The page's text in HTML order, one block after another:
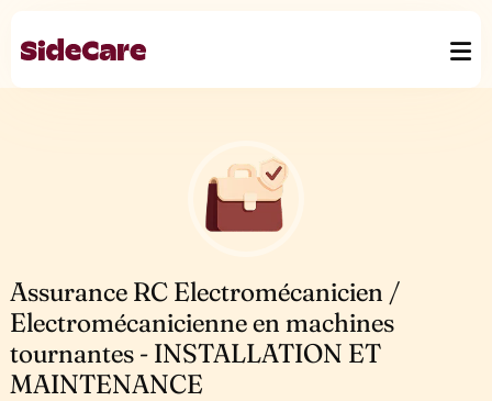
Assurance RC Electromécanicien /
Electromécanicienne en machines
tournantes - INSTALLATION ET
MAINTENANCE